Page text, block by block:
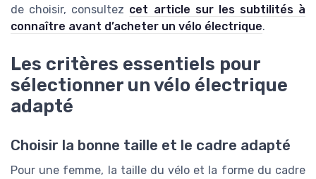
de choisir, consultez cet article sur les subtilités à
connaître avant d’acheter un vélo électrique.
Les critères essentiels pour
sélectionner un vélo électrique
adapté
Choisir la bonne taille et le cadre adapté
Pour une femme, la taille du vélo et la forme du cadre